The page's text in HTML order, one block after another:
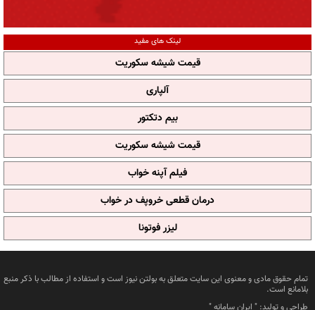
لینک های مفید
قیمت شیشه سکوریت
آلپاری
بیم دتکتور
قیمت شیشه سکوریت
فیلم آپنه خواب
درمان قطعی خروپف در خواب
لیزر فوتونا
تمام حقوق مادی و معنوی این سایت متعلق به بولتن نیوز است و استفاده از مطالب با ذکر منبع
بلامانع است.
طراحی و تولید: " ایران سامانه"